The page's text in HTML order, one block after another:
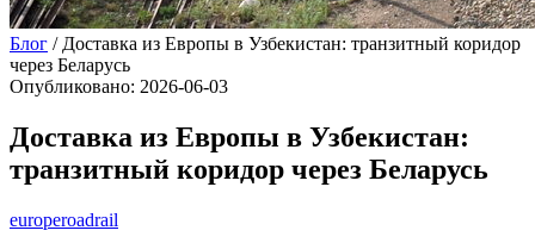
Блог / Доставка из Европы в Узбекистан: транзитный коридор
через Беларусь
Опубликовано: 2026-06-03
Доставка из Европы в Узбекистан:
транзитный коридор через Беларусь
europeroadrail